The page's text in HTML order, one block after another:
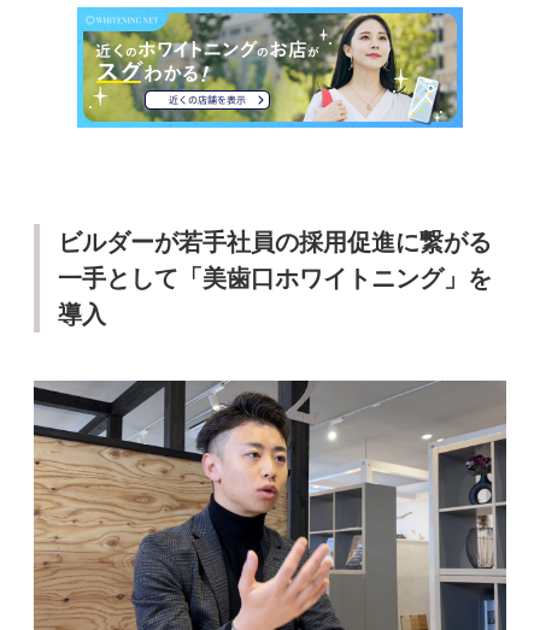
ビルダーが若手社員の採用促進に繋がる
一手として「美歯口ホワイトニング」を
導入